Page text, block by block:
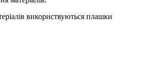
використвуються плашки